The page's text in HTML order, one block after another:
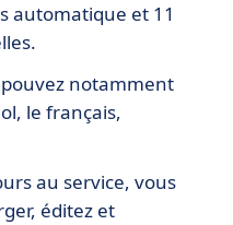
automatique et 11
notamment
le français,
au service, vous
éditez et